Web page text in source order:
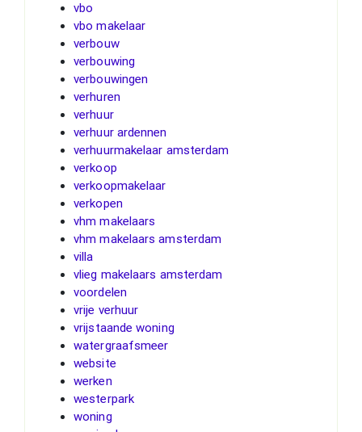
vbo
vbo makelaar
verbouw
verbouwing
verbouwingen
verhuren
verhuur
verhuur ardennen
verhuurmakelaar amsterdam
verkoop
verkoopmakelaar
verkopen
vhm makelaars
vhm makelaars amsterdam
villa
vlieg makelaars amsterdam
voordelen
vrije verhuur
vrijstaande woning
watergraafsmeer
website
werken
westerpark
woning